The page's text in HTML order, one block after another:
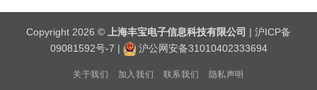
Copyright 2026 © 上海丰宝电子信息科技有限公司 | 沪ICP备
09081592号-7 | 沪公网安备31010402333694
关于我们 加入我们 联系我们 隐私声明